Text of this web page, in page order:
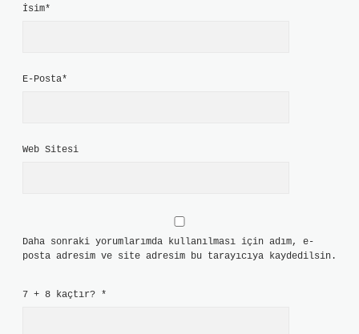
İsim*
E-Posta*
Web Sitesi
Daha sonraki yorumlarımda kullanılması için adım, e-
posta adresim ve site adresim bu tarayıcıya kaydedilsin.
7 + 8 kaçtır? *